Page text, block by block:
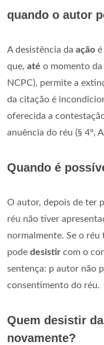
quando o autor
A desistência da ação
que, até o momento da
NCPC), permite a
da citação é
oferecida a
anuência do réu (§ 4º,
Quando é
O autor, depois de ter
réu não tiver
normalmente. Se o
pode desistir com o
sentença: p autor não
consentimento do réu.
Quem desistir
novamente?